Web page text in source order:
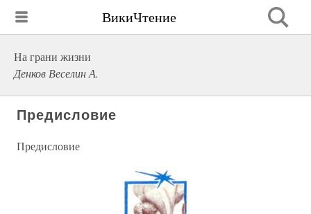
ВикиЧтение
На грани жизни
Денков Веселин А.
Предисловие
Предисловие